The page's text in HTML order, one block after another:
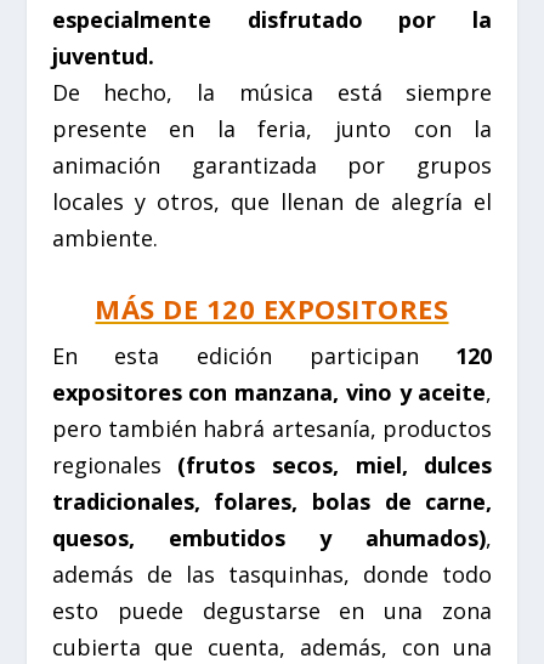
especialmente disfrutado por la
juventud.
De hecho, la música está siempre
presente en la feria, junto con la
animación garantizada por grupos
locales y otros, que llenan de alegría el
ambiente.
MÁS DE 120 EXPOSITORES
En esta edición participan 120
expositores con manzana, vino y aceite,
pero también habrá artesanía, productos
regionales (frutos secos, miel, dulces
tradicionales, folares, bolas de carne,
quesos, embutidos y ahumados),
además de las tasquinhas, donde todo
esto puede degustarse en una zona
cubierta que cuenta, además, con una